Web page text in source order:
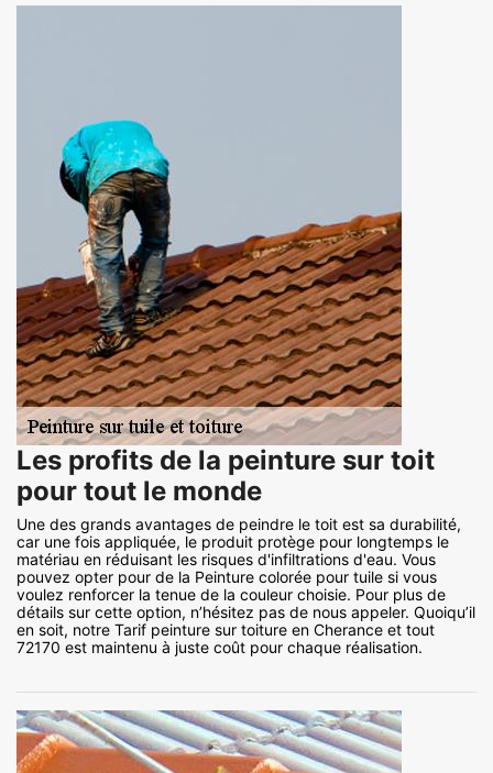
Les profits de la peinture sur toit
pour tout le monde
Une des grands avantages de peindre le toit est sa durabilité,
car une fois appliquée, le produit protège pour longtemps le
matériau en réduisant les risques d'infiltrations d'eau. Vous
pouvez opter pour de la Peinture colorée pour tuile si vous
voulez renforcer la tenue de la couleur choisie. Pour plus de
détails sur cette option, n’hésitez pas de nous appeler. Quoiqu’il
en soit, notre Tarif peinture sur toiture en Cherance et tout
72170 est maintenu à juste coût pour chaque réalisation.